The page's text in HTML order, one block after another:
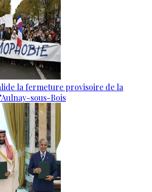
la fermeture provisoire de la
sous-Bois